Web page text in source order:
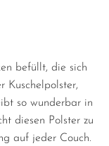
befüllt, die sich
Kuschelpolster,
so wunderbar in
diesen Polster zu
auf jeder Couch.